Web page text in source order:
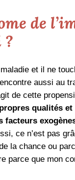
de
?
et il ne
aussi au
de cette
qualités
facteurs
ce n’est pas
la chance ou
parce que mon